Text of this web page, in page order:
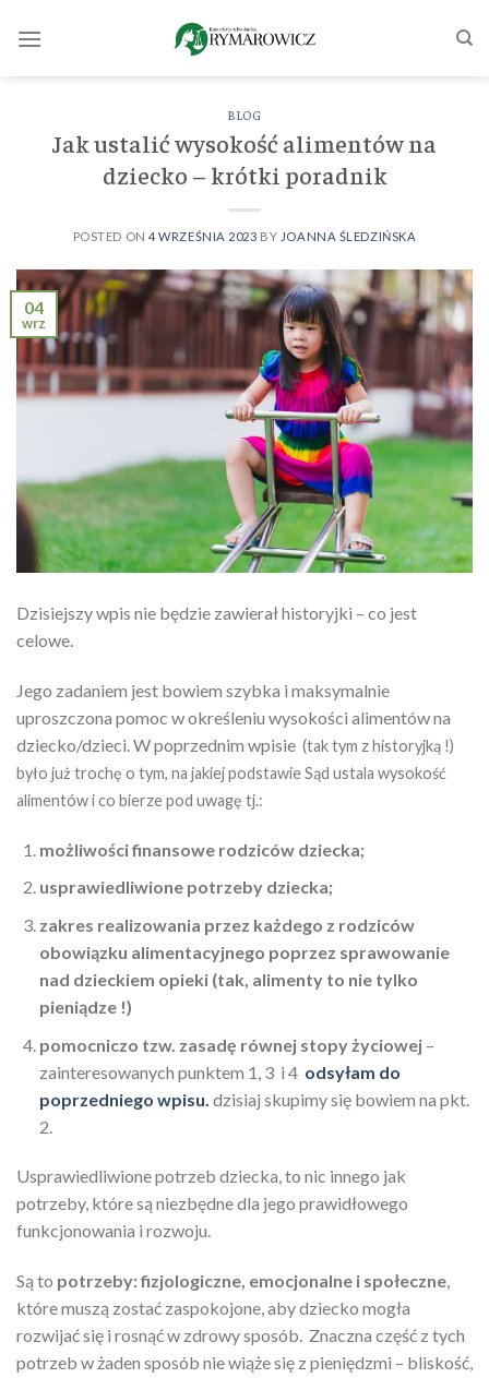
BLOG
Jak ustalić wysokość alimentów na
dziecko – krótki poradnik
POSTED ON4 WRZEŚNIA 2023 BY JOANNA ŚLEDZIŃSKA
04
wrz
Dzisiejszy wpis nie będzie zawierał historyjki – co jest
celowe.
Jego zadaniem jest bowiem szybka i maksymalnie
uproszczona pomoc w określeniu wysokości alimentów na
dziecko/dzieci. W poprzednim wpisie (tak tym z historyjką !)
było już trochę o tym, na jakiej podstawie Sąd ustala wysokość
alimentów i co bierze pod uwagę tj.:
możliwości finansowe rodziców dziecka;
usprawiedliwione potrzeby dziecka;
zakres realizowania przez każdego z rodziców
obowiązku alimentacyjnego poprzez sprawowanie
nad dzieckiem opieki (tak, alimenty to nie tylko
pieniądze !)
pomocniczo tzw. zasadę równej stopy życiowej–
zainteresowanych punktem 1, 3 i 4 odsyłam do
poprzedniego wpisu. dzisiaj skupimy się bowiem na pkt.
2.
Usprawiedliwione potrzeb dziecka, to nic innego jak
potrzeby, które są niezbędne dla jego prawidłowego
funkcjonowania i rozwoju.
Są to potrzeby: fizjologiczne, emocjonalne i społeczne,
które muszą zostać zaspokojone, aby dziecko mogła
rozwijać się i rosnąć w zdrowy sposób. Znaczna część z tych
potrzeb w żaden sposób nie wiąże się z pieniędzmi – bliskość,